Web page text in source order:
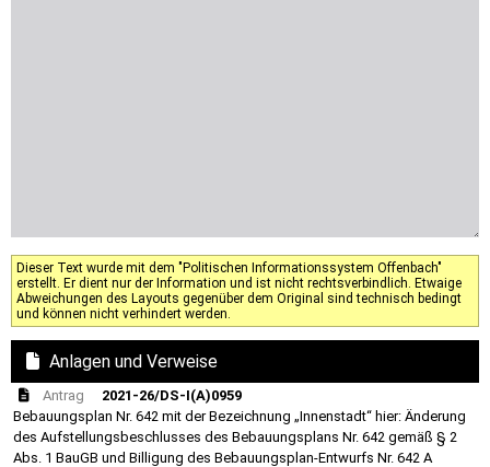
Dieser Text wurde mit dem "Politischen Informationssystem Offenbach"
erstellt. Er dient nur der Information und ist nicht rechtsverbindlich. Etwaige
Abweichungen des Layouts gegenüber dem Original sind technisch bedingt
und können nicht verhindert werden.
Anlagen und Verweise
Antrag
2021-26/DS-I(A)0959
Bebauungsplan Nr. 642 mit der Bezeichnung „Innenstadt“ hier: Änderung
des Aufstellungsbeschlusses des Bebauungsplans Nr. 642 gemäß § 2
Abs. 1 BauGB und Billigung des Bebauungsplan-Entwurfs Nr. 642 A